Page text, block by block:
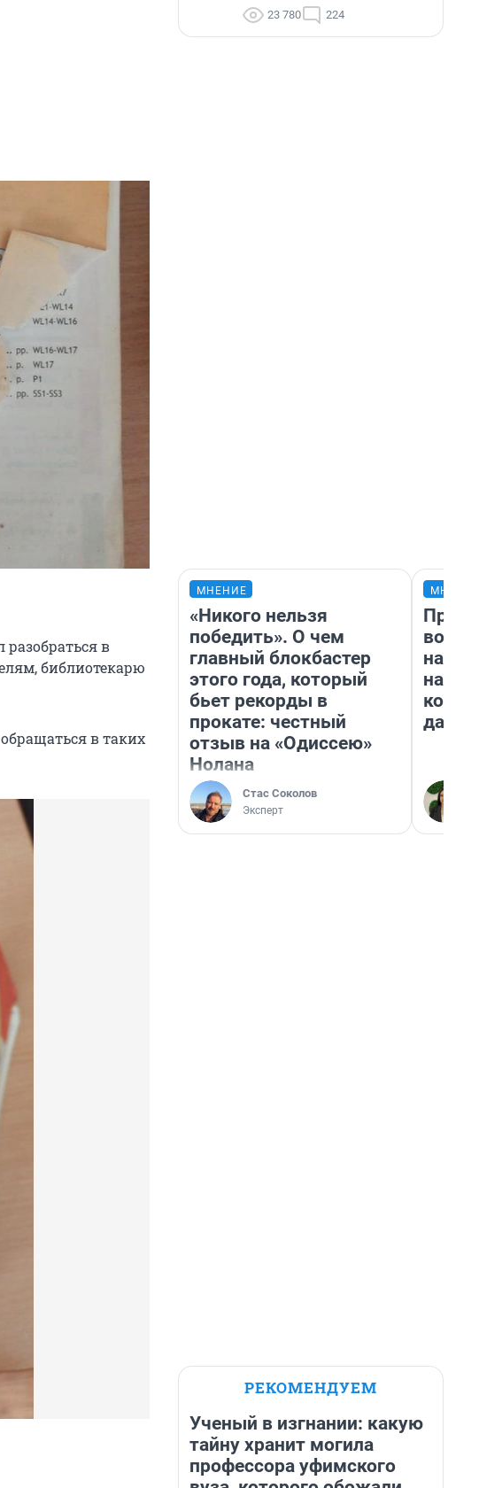
разобраться в
библиотекарю
в таких
23 780 224
МНЕНИЕ
«Никого нельзя
победить». О чем
главный блокбастер
этого года, который
бьет рекорды в
прокате: честный
отзыв на «Одиссею»
Нолана
Стас Соколов
Эксперт
нам
даже
РЕКОМЕНДУЕМ
Ученый в изгнании: какую
тайну хранит могила
профессора уфимского